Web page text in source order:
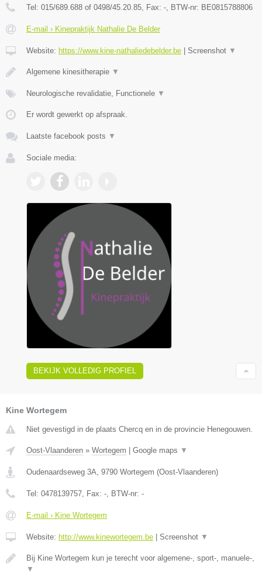
Tel: 015/689.688 of 0498/45.20.85, Fax: -, BTW-nr: BE0815788806
E-mail › Kinepraktijk Nathalie De Belder
Website: https://www.kine-nathaliedebelder.be Screenshot ▼
Algemene kinesitherapie ▼
Neurologische revalidatie, Functionele ▼
Er wordt gewerkt op afspraak.
Laatste facebook posts ▼
Sociale media:
BEKIJK VOLLEDIG PROFIEL
Kine Wortegem
Niet gevestigd in de plaats Chercq en in de provincie Henegouwen.
Oost-Vlaanderen » Wortegem Google maps ▼
Oudenaardseweg 3A, 9790 Wortegem (Oost-Vlaanderen)
Tel: 0478139757, Fax: -, BTW-nr: -
E-mail › Kine Wortegem
Website: http://www.kinewortegem.be Screenshot ▼
Bij Kine Wortegem kun je terecht voor algemene-, sport-, manuele-,
▼